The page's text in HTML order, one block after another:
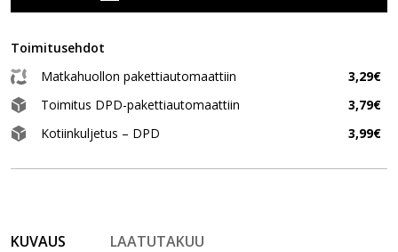
Toimitusehdot
Matkahuollon pakettiautomaattiin
3,29€
Toimitus DPD-pakettiautomaattiin
3,79€
Kotiinkuljetus – DPD
3,99€
KUVAUS LAATUTAKUU